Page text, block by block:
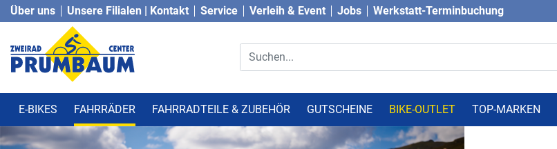
Über uns Unsere Filialen | Kontakt Service Verleih & Event Jobs Werkstatt-Terminbuchung
E-BIKES FAHRRÄDER FAHRRADTEILE & ZUBEHÖR GUTSCHEINE BIKE-OUTLET TOP-MARKEN